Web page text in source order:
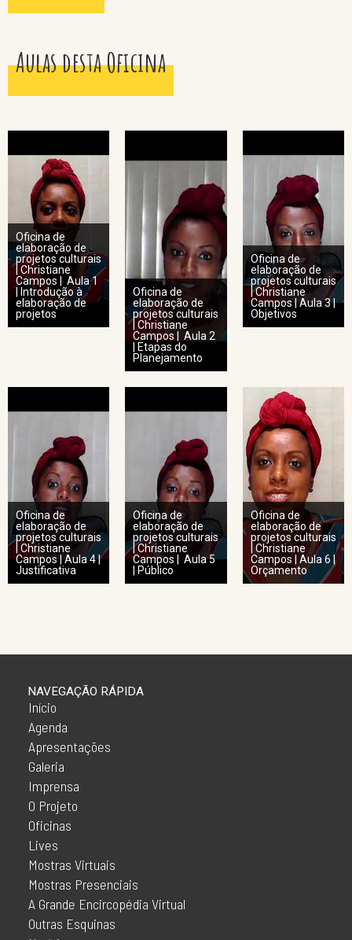
Aulas desta Oficina
Oficina de
elaboração de
projetos culturais
| Christiane
Campos | Aula 1
| Introdução à
elaboração de
projetos
Oficina de
elaboração de
projetos culturais
| Christiane
Campos | Aula 2
| Etapas do
Planejamento
Oficina de
elaboração de
projetos culturais
| Christiane
Campos | Aula 3 |
Objetivos
Oficina de
elaboração de
projetos culturais
| Christiane
Campos | Aula 4 |
Justificativa
Oficina de
elaboração de
projetos culturais
| Christiane
Campos | Aula 5
| Público
Oficina de
elaboração de
projetos culturais
| Christiane
Campos | Aula 6 |
Orçamento
Início
Agenda
Apresentações
Galeria
Imprensa
O Projeto
Oficinas
Lives
Mostras Virtuais
Mostras Presenciais
A Grande Encircopédia Virtual
Outras Esquinas
NAVEGAÇÃO RÁPIDA